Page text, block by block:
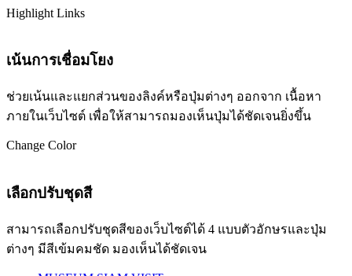
Highlight Links
เน้นการเชื่อมโยง
ช่วยเน้นและแยกส่วนของลิงค์หรือปุ่มต่างๆ ออกจาก เนื้อหา
ภายในเว็บไซต์ เพื่อให้สามารถมองเห็นปุ่มได้ชัดเจนยิ่งขึ้น
Change Color
เลือกปรับชุดสี
สามารถเลือกปรับชุดสีของเว็บไซต์ได้ 4 แบบตัวอักษรและปุ่ม
ต่างๆ มีสีเข้มคมชัด มองเห็นได้ชัดเจน